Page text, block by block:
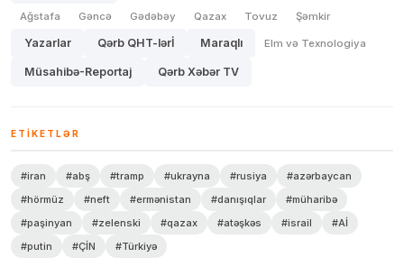
Ağstafa Gəncə Gədəbəy Qazax Tovuz Şəmkir
Yazarlar Qərb QHT-lərİ Maraqlı Elm və Texnologiya
Müsahibə-Reportaj Qərb Xəbər TV
ETIKETLƏR
#iran #abş #tramp #ukrayna #rusiya
#azərbaycan
#hörmüz
#neft #ermənistan #danışıqlar
#müharibə
#paşinyan
#zelenski #qazax #atəşkəs #israil
#Aİ
#putin
#ÇİN #Türkiyə